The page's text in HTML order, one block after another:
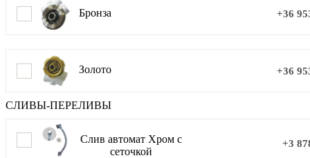
Бронза +36
Золото +36
СЛИВЫ-ПЕРЕЛИВЫ
Слив автомат Хром с
сеточкой
+3